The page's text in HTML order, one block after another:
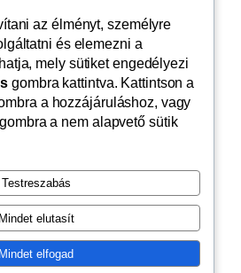
Club
weboldala
az élményt, személyre
és elemezni a
mely sütiket engedélyezi
gombra kattintva. Kattintson a
a hozzájáruláshoz, vagy
gombra a nem alapvető sütik
Testreszabás
Mindet elutasít
Mindet elfogad